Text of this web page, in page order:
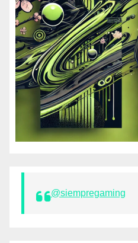
@siempregaming